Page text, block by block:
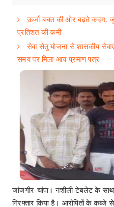
ऊर्जा बचत की ओर बढ़ते कदम,
प्रतिशत की कमी
सेवा सेतु योजना से शासकीय
समय पर मिला आय प्रमाण पत्र
जांजगीर-चांपा। नशीली टेबलेट के
गिरफ्तार किया है। आरोपितों के